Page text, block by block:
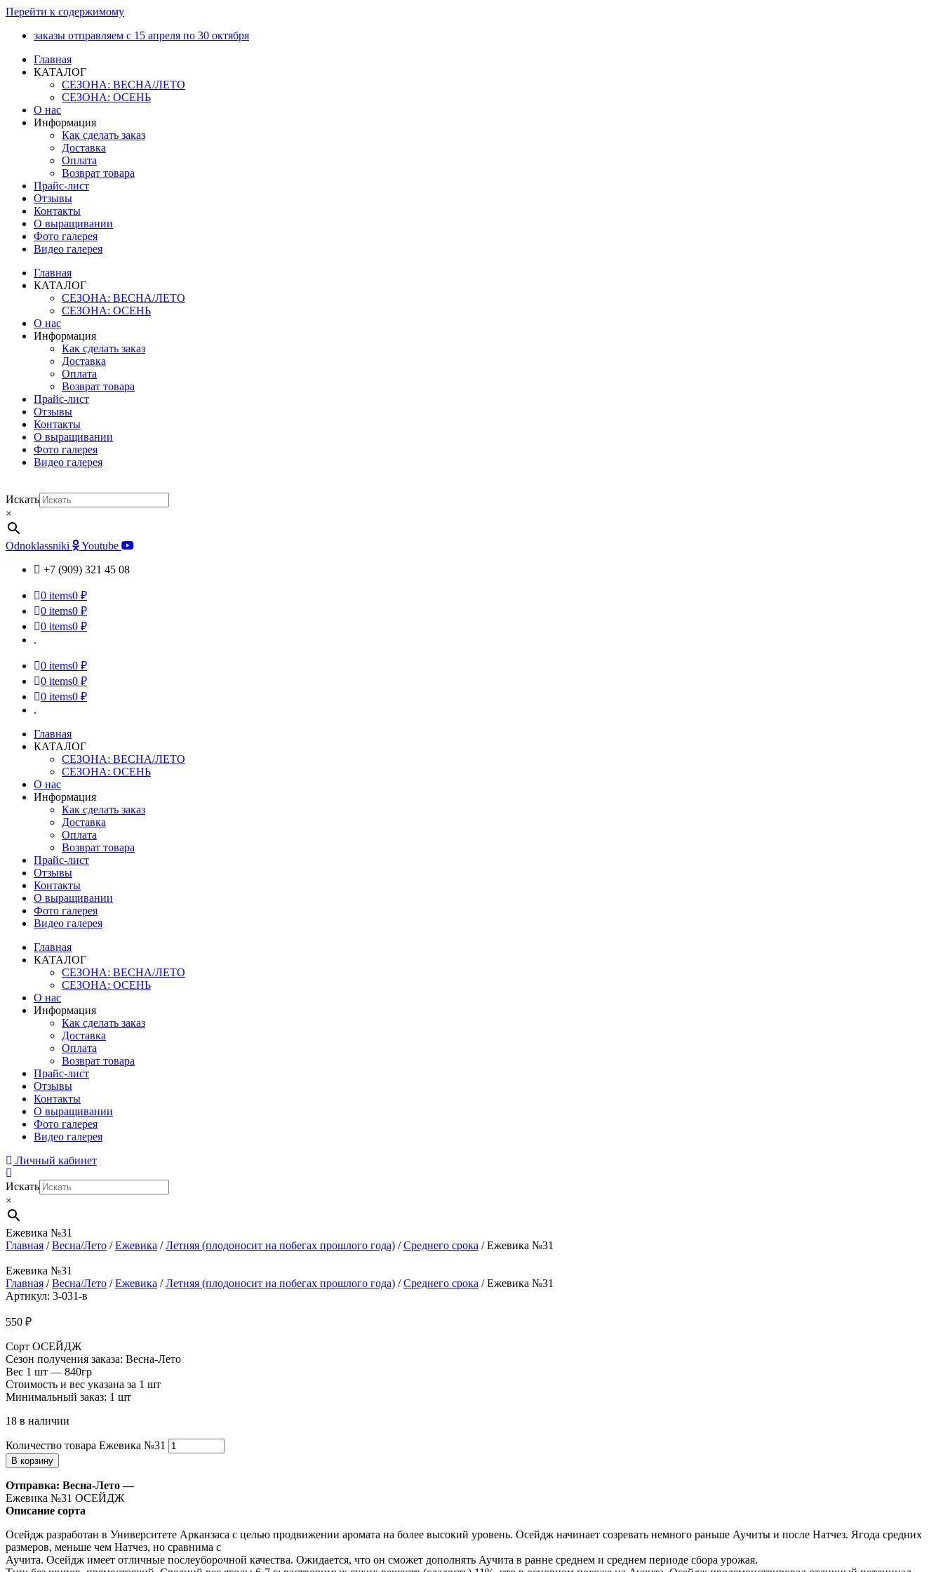
Перейти к содержимому
заказы отправляем с 15 апреля по 30 октября
Главная
КАТАЛОГ
СЕЗОНА: ВЕСНА/ЛЕТО
СЕЗОНА: ОСЕНЬ
О нас
Информация
Как сделать заказ
Доставка
Оплата
Возврат товара
Прайс-лист
Отзывы
Контакты
О выращивании
Фото галерея
Видео галерея
Главная
КАТАЛОГ
СЕЗОНА: ВЕСНА/ЛЕТО
СЕЗОНА: ОСЕНЬ
О нас
Информация
Как сделать заказ
Доставка
Оплата
Возврат товара
Прайс-лист
Отзывы
Контакты
О выращивании
Фото галерея
Видео галерея
Искать
×
Odnoklassniki
Youtube
+7 (909) 321 45 08
0 items0 ₽
0 items0 ₽
0 items0 ₽
.
0 items0 ₽
0 items0 ₽
0 items0 ₽
.
Главная
КАТАЛОГ
СЕЗОНА: ВЕСНА/ЛЕТО
СЕЗОНА: ОСЕНЬ
О нас
Информация
Как сделать заказ
Доставка
Оплата
Возврат товара
Прайс-лист
Отзывы
Контакты
О выращивании
Фото галерея
Видео галерея
Главная
КАТАЛОГ
СЕЗОНА: ВЕСНА/ЛЕТО
СЕЗОНА: ОСЕНЬ
О нас
Информация
Как сделать заказ
Доставка
Оплата
Возврат товара
Прайс-лист
Отзывы
Контакты
О выращивании
Фото галерея
Видео галерея
Личный кабинет
Искать
×
Ежевика №31
Главная /Весна/Лето /Ежевика /Летняя (плодоносит на побегах прошлого года) /Среднего срока / Ежевика №31
Ежевика №31
Главная /Весна/Лето /Ежевика /Летняя (плодоносит на побегах прошлого года) /Среднего срока / Ежевика №31
Артикул: 3-031-в
550 ₽
Сорт ОСЕЙДЖ
Сезон получения заказа: Весна-Лето
Вес 1 шт — 840гр
Стоимость и вес указана за 1 шт
Минимальный заказ: 1 шт
18 в наличии
Количество товара Ежевика №31
В корзину
Отправка: Весна-Лето —
Ежевика №31 ОСЕЙДЖ
Описание сорта
Осейдж разработан в Университете Арканзаса с целью продвижении аромата на более высокий уровень. Осейдж начинает созревать немного раньше Аучиты и после Натчез. Ягода средних
размеров, меньше чем Натчез, но сравнима с
Аучита. Осейдж имеет отличные послеуборочной качества. Ожидается, что он сможет дополнять Аучита в ранне среднем и среднем периоде сбора урожая.